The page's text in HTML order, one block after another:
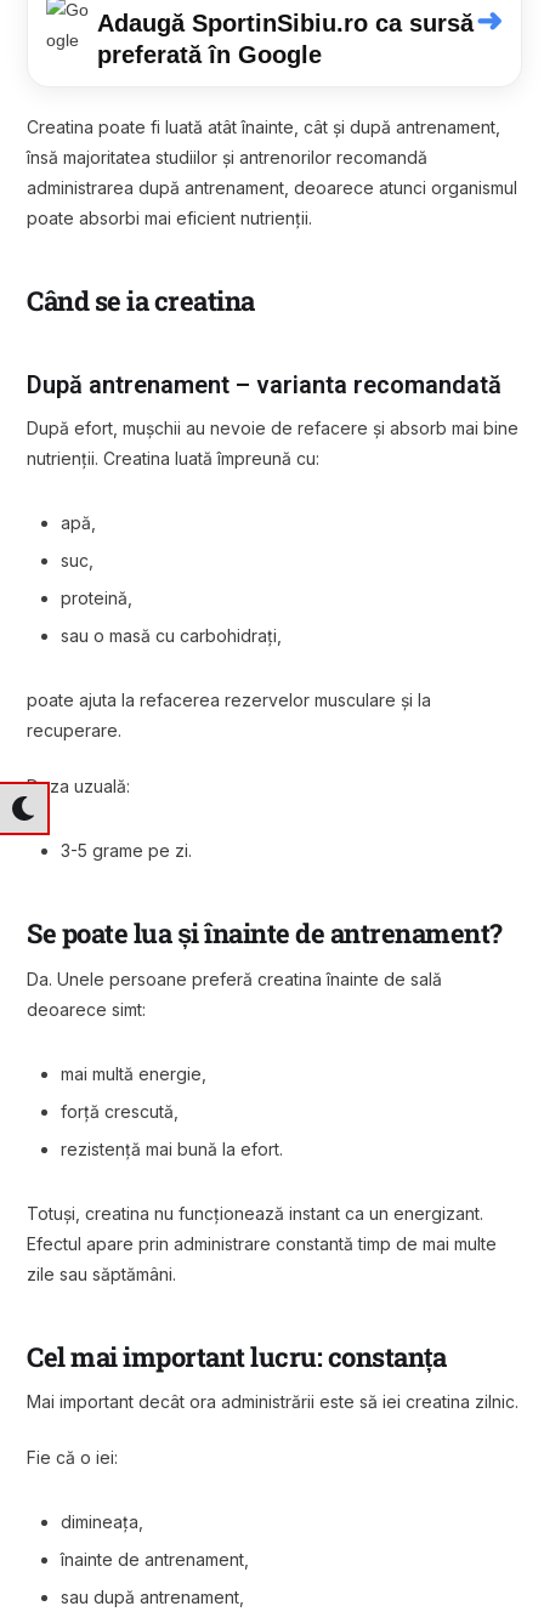
Adaugă SportinSibiu.ro ca sursă
preferată în Google
➜
Creatina poate fi luată atât înainte, cât și după antrenament,
însă majoritatea studiilor și antrenorilor recomandă
administrarea după antrenament, deoarece atunci organismul
poate absorbi mai eficient nutrienții.
Când se ia creatina
După antrenament – varianta recomandată
După efort, mușchii au nevoie de refacere și absorb mai bine
nutrienții. Creatina luată împreună cu:
apă,
suc,
proteină,
sau o masă cu carbohidrați,
poate ajuta la refacerea rezervelor musculare și la
recuperare.
Doza uzuală:
3-5 grame pe zi.
Se poate lua și înainte de antrenament?
Da. Unele persoane preferă creatina înainte de sală
deoarece simt:
mai multă energie,
forță crescută,
rezistență mai bună la efort.
Totuși, creatina nu funcționează instant ca un energizant.
Efectul apare prin administrare constantă timp de mai multe
zile sau săptămâni.
Cel mai important lucru: constanța
Mai important decât ora administrării este să iei creatina zilnic.
Fie că o iei:
dimineața,
înainte de antrenament,
sau după antrenament,